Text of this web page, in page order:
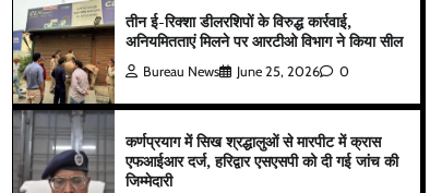
तीन ई-रिक्शा डीलरशिपों के विरुद्ध कार्रवाई,
अनियमितताएं मिलने पर आरटीओ विभाग ने किया सील
Bureau News June 25, 2026 0
कर्णप्रयाग में सिख श्रद्धालुओं से मारपीट में क्रास
एफआईआर दर्ज, हरिद्वार एसएसपी को दी गई जांच की
जिम्मेदारी